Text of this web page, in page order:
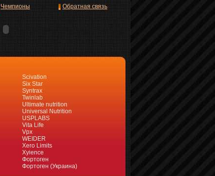
Чемпионы Обратная связь
Scivation
Six Star
Syntrax
Twinlab
Ultimate nutrition
Universal Nutrition
USPLABS
Vita Life
Vpx
WEIDER
Xero Limits
Xyience
Фортоген
Фортоген (Украина)